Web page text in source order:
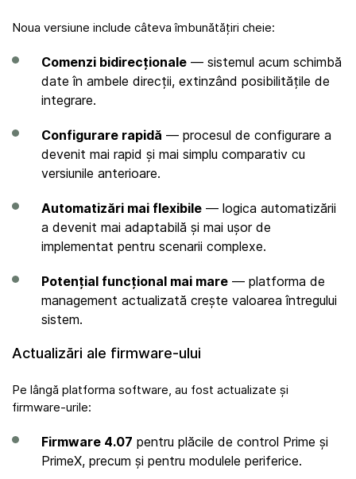
Noua versiune include câteva îmbunătățiri cheie:
Comenzi bidirecționale — sistemul acum schimbă
date în ambele direcții, extinzând posibilitățile de
integrare.
Configurare rapidă — procesul de configurare a
devenit mai rapid și mai simplu comparativ cu
versiunile anterioare.
Automatizări mai flexibile — logica automatizării
a devenit mai adaptabilă și mai ușor de
implementat pentru scenarii complexe.
Potențial funcțional mai mare — platforma de
management actualizată crește valoarea întregului
sistem.
Actualizări ale firmware-ului
Pe lângă platforma software, au fost actualizate și
firmware-urile:
Firmware 4.07 pentru plăcile de control Prime și
PrimeX, precum și pentru modulele periferice.